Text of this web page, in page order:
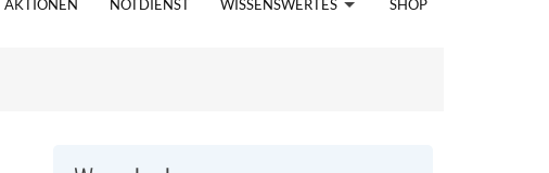
AKTIONEN NOTDIENST WISSENSWERTES SHOP